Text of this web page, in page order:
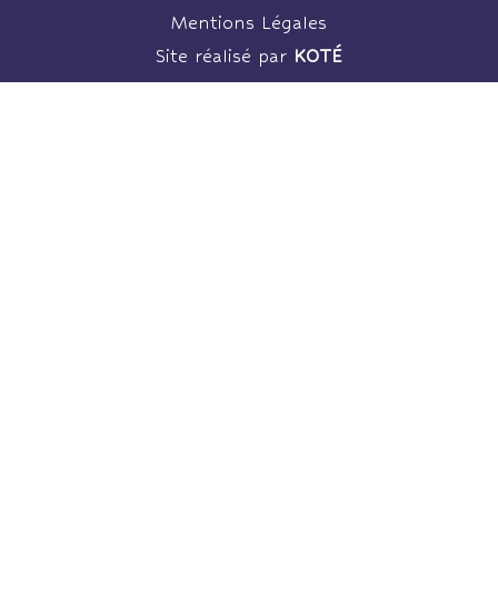
Mentions Légales
Site réalisé par KOTÉ